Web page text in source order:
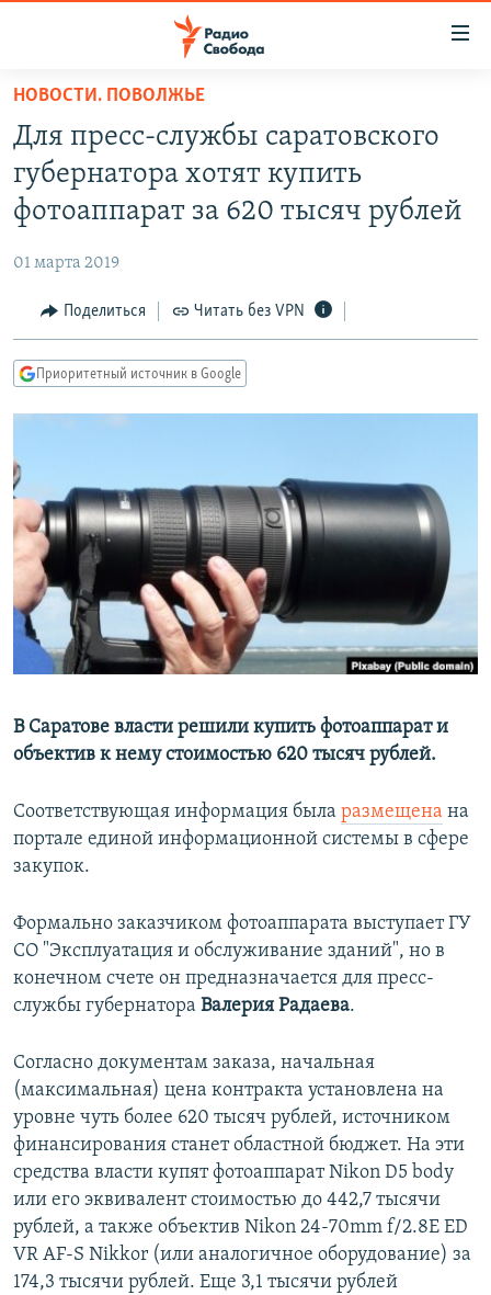
упрощенного
доступа
Вернуться
основному
Вернутся
Вернутся
ПОДКАСТЫ
АВТОРСКИЕ ПРОЕКТЫ
МНЕНИЯ
КУЛЬТУРА
КАВКАЗ.РЕАЛИИ
СИБИРЬ.РЕАЛИИ
РАСПИСАНИЕ ВЕЩАНИЯ
ПОДПИШИТЕСЬ НА РАССЫЛКУ
СОЦИАЛЬНЫЕ СЕТИ
Все сайты РСЕ/РС
НОВОСТИ. ПОВОЛЖЬЕ
Для пресс-службы саратовского
губернатора хотят купить
фотоаппарат за 620 тысяч рублей
01 марта 2019
Поделиться Читать без VPN
Приоритетный источник в Google
В Саратове власти решили купить фотоаппарат и
объектив к нему стоимостью 620 тысяч рублей.
Соответствующая информация была размещена на
портале единой информационной системы в сфере
закупок.
Формально заказчиком фотоаппарата выступает ГУ
СО "Эксплуатация и обслуживание зданий", но в
конечном счете он предназначается для пресс-
службы губернатора Валерия Радаева.
Согласно документам заказа, начальная
(максимальная) цена контракта установлена на
уровне чуть более 620 тысяч рублей, источником
финансирования станет областной бюджет. На эти
средства власти купят фотоаппарат Nikon D5 body
или его эквивалент стоимостью до 442,7 тысячи
рублей, а также объектив Nikon 24-70mm f/2.8E ED
VR AF-S Nikkor (или аналогичное оборудование) за
174,3 тысячи рублей. Еще 3,1 тысячи рублей